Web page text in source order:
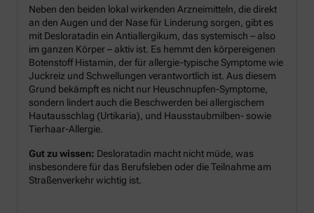
Neben den beiden lokal wirkenden Arzneimitteln, die direkt
an den Augen und der Nase für Linderung sorgen, gibt es
mit Desloratadin ein Antiallergikum, das systemisch – also
im ganzen Körper – aktiv ist. Es hemmt den körpereigenen
Botenstoff Histamin, der für allergie-typische Symptome wie
Juckreiz und Schwellungen verantwortlich ist. Aus diesem
Grund bekämpft es nicht nur Heuschnupfen-Symptome,
sondern lindert auch die Beschwerden bei allergischem
Hautausschlag (Urtikaria), und Hausstaubmilben- sowie
Tierhaar-Allergie.
Gut zu wissen: Desloratadin macht nicht müde, was
insbesondere für das Berufsleben oder die Teilnahme am
Straßenverkehr wichtig ist.